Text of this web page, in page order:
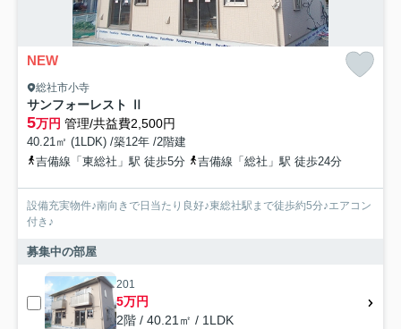
NEW
総社市小寺
サンフォーレスト Ⅱ
5万円 管理/共益費2,500円
40.21㎡ (1LDK) /築12年 /2階建
吉備線「東総社」駅 徒歩5分
吉備線「総社」駅 徒歩24分
設備充実物件♪南向きで日当たり良好♪東総社駅まで徒歩約5分♪エアコン
付き♪
募集中の部屋
201
5万円
2階 / 40.21㎡ / 1LDK